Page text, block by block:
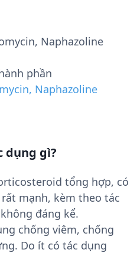
Naphazoline
phần
Naphazoline
dụng gì?
tổng hợp, có
mạnh, kèm theo tác
đáng kể.
chống viêm, chống
Do ít có tác dụng